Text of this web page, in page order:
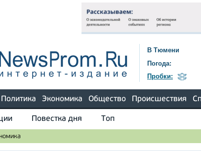
В Тюмени
Погода:
Пробки:
Политика Экономика Общество Происшествия
Повестка дня Топ